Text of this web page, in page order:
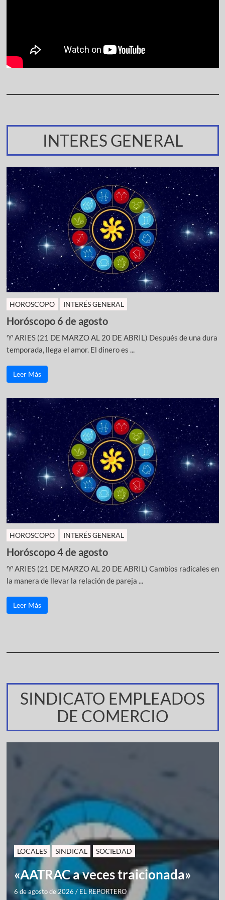
INTERES GENERAL
HOROSCOPO INTERÉS GENERAL
Horóscopo 6 de agosto
♈ ARIES (21 DE MARZO AL 20 DE ABRIL) Después de una dura
temporada, llega el amor. El dinero es ...
Leer Más
HOROSCOPO INTERÉS GENERAL
Horóscopo 4 de agosto
♈ ARIES (21 DE MARZO AL 20 DE ABRIL) Cambios radicales en
la manera de llevar la relación de pareja ...
Leer Más
SINDICATO EMPLEADOS
DE COMERCIO
LOCALES SINDICAL SOCIEDAD
«AATRAC a veces traicionada»
6 de agosto de 2026 / EL REPORTERO